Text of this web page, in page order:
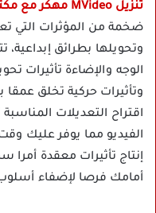
تنزيل MVideo مهكر مع مكتبة تأثيرات AI
وتحويلها بطرائق
الوجه والإضاءة تأثيرات
وتأثيرات حركية تخلق
اقتراح التعديلات
الفيديو مما يوفر عليك
إنتاج تأثيرات معقدة
أمامك فرصا لإضفاء